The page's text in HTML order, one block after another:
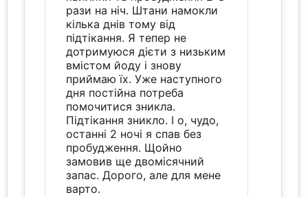
рази на ніч. Штани намокли
кілька днів тому від
підтікання. Я тепер не
дотримуюся дієти з низьким
вмістом йоду і знову
приймаю їх. Уже наступного
дня постійна потреба
помочитися зникла.
Підтікання зникло. І о, чудо,
останні 2 ночі я спав без
пробудження. Щойно
замовив ще двомісячний
запас. Дорого, але для мене
варто.